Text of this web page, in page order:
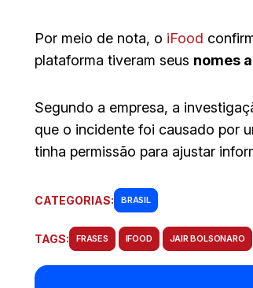
Por meio de nota, o iFood
plataforma tiveram seus nomes
Segundo a empresa, a
que o incidente foi causado por
tinha permissão para ajustar
CATEGORIAS: BRASIL
TAGS: FRASES IFOOD JAIR BOLSONARO